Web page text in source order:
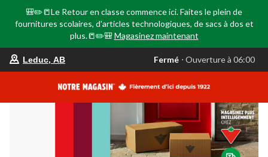
🎒✏️📒Le Retour en classe commence ici. Faites le plein de
fournitures scolaires, d'articles technologiques, de sacs à dos et
plus.📒✏️🎒 Magasinez maintenant
votre
est
AB,
Fermé,
Ouverture
à
Leduc, AB Fermé ⋅ Ouverture à 06:00